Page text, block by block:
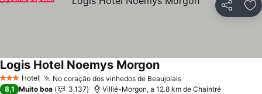
Partilhar
3 EstrelasHotel No coração dos vinhedos de Beaujolais
Logis Hotel Noemys Morgon
8,1 Muito boa 3.137 Villié-Morgon, a 12.8 km de Chaintré